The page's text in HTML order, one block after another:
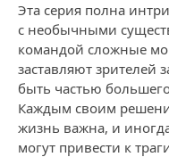
Эта серия полна
с необычными
командой сложные
заставляют зрителей
быть частью
Каждым своим
жизнь важна, и
могут привести к